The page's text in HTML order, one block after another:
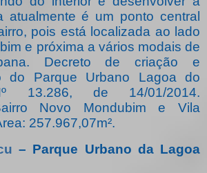
atualmente é um ponto central
pois está localizada ao lado
e próxima a vários modais de
Decreto de criação e
do Parque Urbano Lagoa do
13.286, de 14/01/2014.
Novo Mondubim e Vila
257.967,07m².
– Parque Urbano da Lagoa